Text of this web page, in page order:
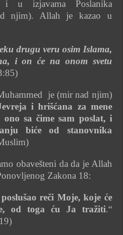
i u izjavama Poslanika
njim). Allah je kazao u
drugu veru osim Islama,
i on će na onom svetu
je (mir nad njim)
i hrišćana za mene
sa čime sam poslat, i
biće od stanovnika
obavešteni da da je Allah
Zakona 18:
reči Moje, koje će
od toga ću Ja tražiti.“